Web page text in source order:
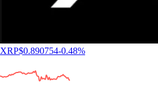
XRP$0.890754-0.48%